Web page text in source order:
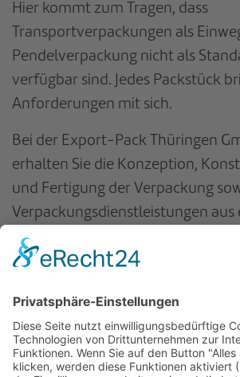
Hier kommt zum Tragen, dass
Transportverpackungen als
Pendelverpackung nicht als
verfügbar sind. Jedes Packstück
Anforderungen mit sich.
Bei der Export-Pack Thüringen
erhalten Sie die Konzeption,
und Fertigung der Verpackung
Verpackungsdienstleistungen aus
weitergehende Informationen und
AngeboteSprechen Sie uns an
zurück